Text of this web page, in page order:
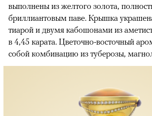
выполнены из желтого золота,
бриллиантовым паве. Крышка
тиарой и двумя кабошонами из
в 4,45 карата. Цветочно-восточный
собой комбинацию из туберозы,